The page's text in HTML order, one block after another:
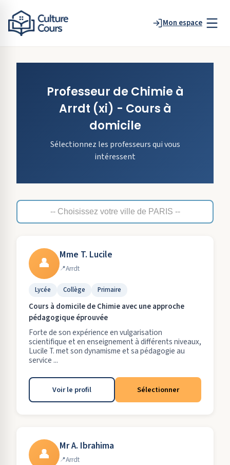
Mon espace
Professeur de Chimie à
Arrdt (xi) - Cours à
domicile
Sélectionnez les professeurs qui vous
intéressent
👤 Mme T. Lucile
Arrdt
Lycée Collège Primaire
Cours à domicile de Chimie avec une approche
pédagogique éprouvée
Forte de son expérience en vulgarisation
scientifique et en enseignement à différents niveaux,
Lucile T. met son dynamisme et sa pédagogie au
service ...
Voir le profil Sélectionner
👤 Mr A. Ibrahima
Arrdt